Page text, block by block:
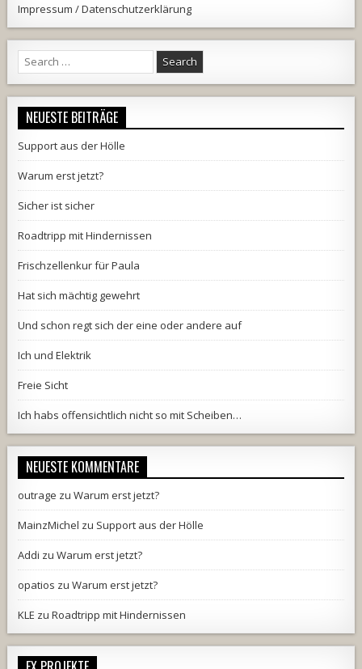
Impressum / Datenschutzerklärung
Search
for:
NEUESTE BEITRÄGE
Support aus der Hölle
Warum erst jetzt?
Sicher ist sicher
Roadtripp mit Hindernissen
Frischzellenkur für Paula
Hat sich mächtig gewehrt
Und schon regt sich der eine oder andere auf
Ich und Elektrik
Freie Sicht
Ich habs offensichtlich nicht so mit Scheiben…
NEUESTE KOMMENTARE
outrage zuWarum erst jetzt?
MainzMichel zu Support aus der Hölle
Addi zuWarum erst jetzt?
opatios zuWarum erst jetzt?
KLE zuRoadtripp mit Hindernissen